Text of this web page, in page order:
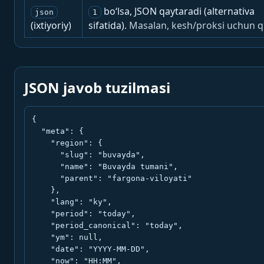
json
(ixtiyoriy)
1
bo‘lsa, JSON qaytaradi (alternativa
sifatida). Masalan, kesh/proksi uchun
JSON javob tuzilmasi
{
  "meta": {
    "region": {
      "slug": "buvayda",
      "name": "Buvayda tumani",
      "parent": "fargona-viloyati"
    },
    "lang": "ky",
    "period": "today",
    "period_canonical": "today",
    "ym": null,
    "date": "YYYY-MM-DD",
    "now": "HH:MM",